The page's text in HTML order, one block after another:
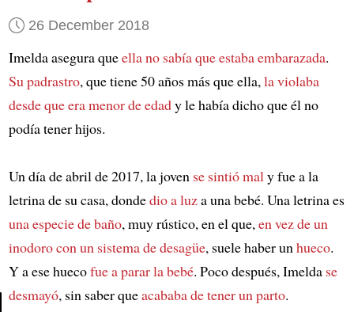
26 December 2018
Imelda asegura queella no sabía que estaba embarazada.
Su padrastro, que tiene 50 años más que ella,la violaba
desde que era menor de edady le había dicho que él no
podía tener hijos.
Un día de abril de 2017, la joven se sintió maly fue a la
letrina de su casa, dondedio a luza una bebé. Una letrina es
una especie de baño, muy rústico, en el que,en vez de un
inodoro con un sistema de desagüe, suele haber unhueco.
Y a ese huecofue a parar la bebé. Poco después, Imelda se
desmayó, sin saber queacababa de tener un parto.